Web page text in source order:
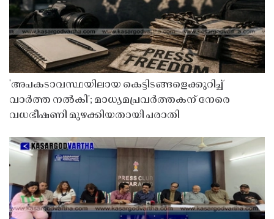
'അപകടാവസ്ഥയിലായ കെട്ടിടങ്ങളെക്കുറിച്ച്
വാർത്ത നൽകി'; മാധ്യമപ്രവർത്തകന് നേരെ
വധഭീഷണി മുഴക്കിയതായി പരാതി